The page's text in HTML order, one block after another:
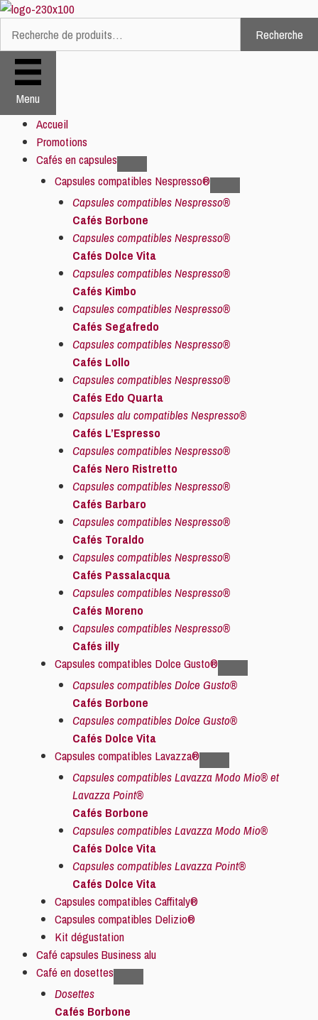
Aller
contenu
Recherche
pour :
Recherche
Menu
Accueil
Promotions
Cafés en capsules
Capsules compatibles Nespresso®
Capsules compatibles Nespresso®
Cafés Borbone
Capsules compatibles Nespresso®
Cafés Dolce Vita
Capsules compatibles Nespresso®
Cafés Kimbo
Capsules compatibles Nespresso®
Cafés Segafredo
Capsules compatibles Nespresso®
Cafés Lollo
Capsules compatibles Nespresso®
Cafés Edo Quarta
Capsules alu compatibles Nespresso®
Cafés L’Espresso
Capsules compatibles Nespresso®
Cafés Nero Ristretto
Capsules compatibles Nespresso®
Cafés Barbaro
Capsules compatibles Nespresso®
Cafés Toraldo
Capsules compatibles Nespresso®
Cafés Passalacqua
Capsules compatibles Nespresso®
Cafés Moreno
Capsules compatibles Nespresso®
Cafés illy
Capsules compatibles Dolce Gusto®
Capsules compatibles Dolce Gusto®
Cafés Borbone
Capsules compatibles Dolce Gusto®
Cafés Dolce Vita
Capsules compatibles Lavazza®
Capsules compatibles Lavazza Modo Mio® et
Lavazza Point®
Cafés Borbone
Capsules compatibles Lavazza Modo Mio®
Cafés Dolce Vita
Capsules compatibles Lavazza Point®
Cafés Dolce Vita
Capsules compatibles Caffitaly®
Capsules compatibles Delizio®
Kit dégustation
Café capsules Business alu
Café en dosettes
Dosettes
Cafés Borbone